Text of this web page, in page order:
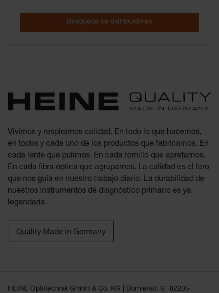
Vivimos y respiramos calidad. En todo lo que hacemos,
en todos y cada uno de los productos que fabricamos. En
cada lente que pulimos. En cada tornillo que apretamos.
En cada fibra óptica que agrupamos. La calidad es el faro
que nos guía en nuestro trabajo diario. La durabilidad de
nuestros instrumentos de diagnóstico primario es ya
legendaria.
Quality Made in Germany
HEINE Optotechnik GmbH & Co. KG | Dornierstr. 6 | 82205